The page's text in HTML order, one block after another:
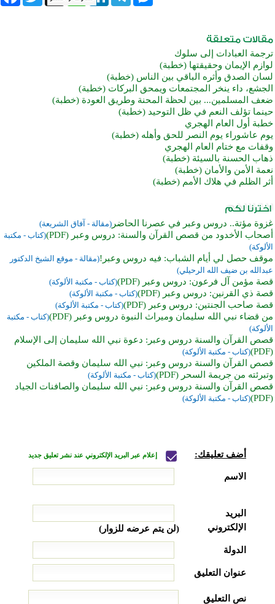
ترجمة العبادات إلى سلوك
لوازم الإيمان وحقيقتها (خطبة)
لسان الصدق وأثره الباقي بين الناس (خطبة)
الجشع، داء ينخر المجتمعات ويمحق البركات (خطبة)
ضعف المسلمين... بين لحظة المحنة وطريق العودة (خطبة)
حينما تؤلف النعم في ظل التوحيد (خطبة)
خطبة أول العام الهجري
يوم عاشوراء يوم النصر للحق وأهله (خطبة)
وقفات مع ختام العام الهجري
ذهاب الحسنة بالسيئة (خطبة)
نعمة الأمن والأمان (خطبة)
أثر الظلم في هلاك الأمم (خطبة)
غزوة مؤتة.. دروس وعبر في عصرنا الحاضر (مقالة - آفاق الشريعة)
أصحاب الأخدود من قصص القرآن والسنة: دروس وعبر (PDF)
(كتاب - مكتبة
الألوكة)
موقف حصل لي أيام الشباب: فيه دروس وعبر!(مقالة - موقع الشيخ الدكتور
عبدالله بن ضيف الله الرحيلي)
قصة مؤمن آل فرعون: دروس وعبر (PDF) (كتاب - مكتبة الألوكة)
قصة ذي القرنين: دروس وعبر (PDF) (كتاب - مكتبة الألوكة)
قصة صاحب الجنتين: دروس وعبر (PDF) (كتاب - مكتبة الألوكة)
من قضاء نبي الله سليمان وميراث النبوة دروس وعبر (PDF)
(كتاب - مكتبة
الألوكة)
قصص القرآن والسنة دروس وعبر: دعوة نبي الله سليمان إلى الإسلام
(PDF)
(كتاب - مكتبة الألوكة)
قصص القرآن والسنة دروس وعبر: نبي الله سليمان وقصة الملكين
وتبرئته من جريمة السحر (PDF)
(كتاب - مكتبة الألوكة)
قصص القرآن والسنة دروس وعبر: نبي الله سليمان والصافنات الجياد
(PDF)
(كتاب - مكتبة الألوكة)
أضف تعليقك: إعلام عبر البريد الإلكتروني عند نشر تعليق جديد
الاسم
البريد
الإلكتروني
(لن يتم عرضه للزوار)
الدولة
عنوان التعليق
نص التعليق